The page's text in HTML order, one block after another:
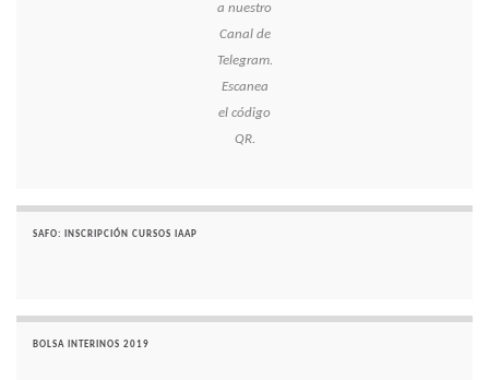
a nuestro
Canal de
Telegram.
Escanea
el código
QR.
SAFO: INSCRIPCIÓN CURSOS IAAP
BOLSA INTERINOS 2019